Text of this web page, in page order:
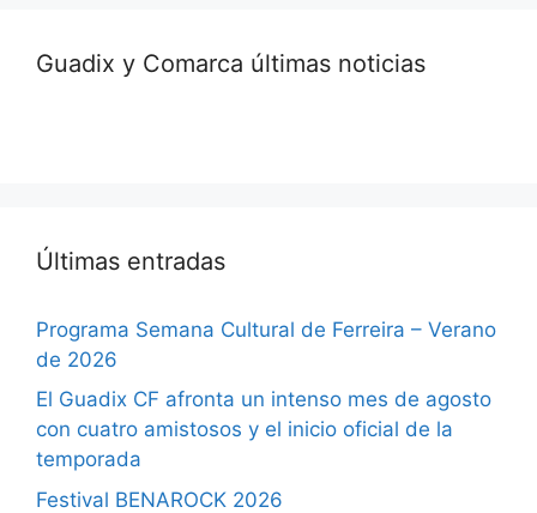
Guadix y Comarca últimas noticias
Últimas entradas
Programa Semana Cultural de Ferreira – Verano
de 2026
El Guadix CF afronta un intenso mes de agosto
con cuatro amistosos y el inicio oficial de la
temporada
Festival BENAROCK 2026